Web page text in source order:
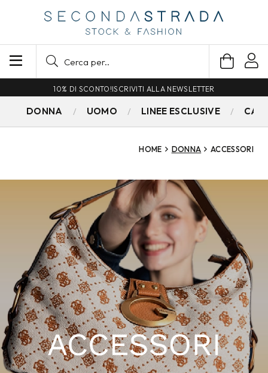
SPEDIZIONE GRATUITA PER ORDINI SUPERIORI A 79€
DONNA UOMO LINEE ESCLUSIVE
HOME DONNA ACCESSORI